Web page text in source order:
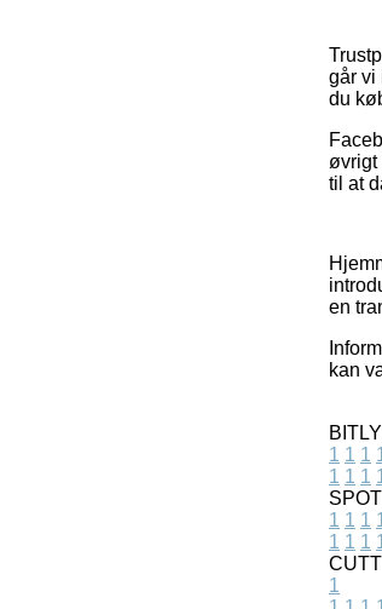
går vi
du
øvrigt
til at
en
kan
1 1 1
1 1 1
1 1 1
1 1 1
1